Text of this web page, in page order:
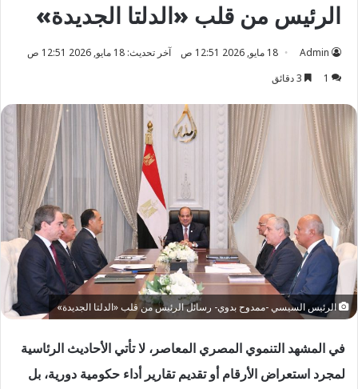
الرئيس من قلب «الدلتا الجديدة»
Admin 18 مايو, 2026 12:51 ص
آخر تحديث: 18 مايو, 2026 12:51 ص
1
الرئيس السيسي -ممدوح بدوي- رسائل الرئيس من قلب «الدلتا الجديدة»
في المشهد التنموي المصري المعاصر، لا تأتي الأحاديث الرئاسية
لمجرد استعراض الأرقام أو تقديم تقارير أداء حكومية دورية، بل